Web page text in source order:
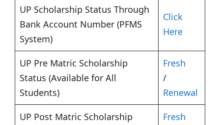
UP Scholarship Status Through
Bank Account Number (PFMS
System)
Click
Here
UP Pre Matric Scholarship
Status (Available for All
Students)
Fresh
/
Renewal
UP Post Matric Scholarship
Fresh